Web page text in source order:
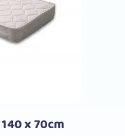
x 70cm